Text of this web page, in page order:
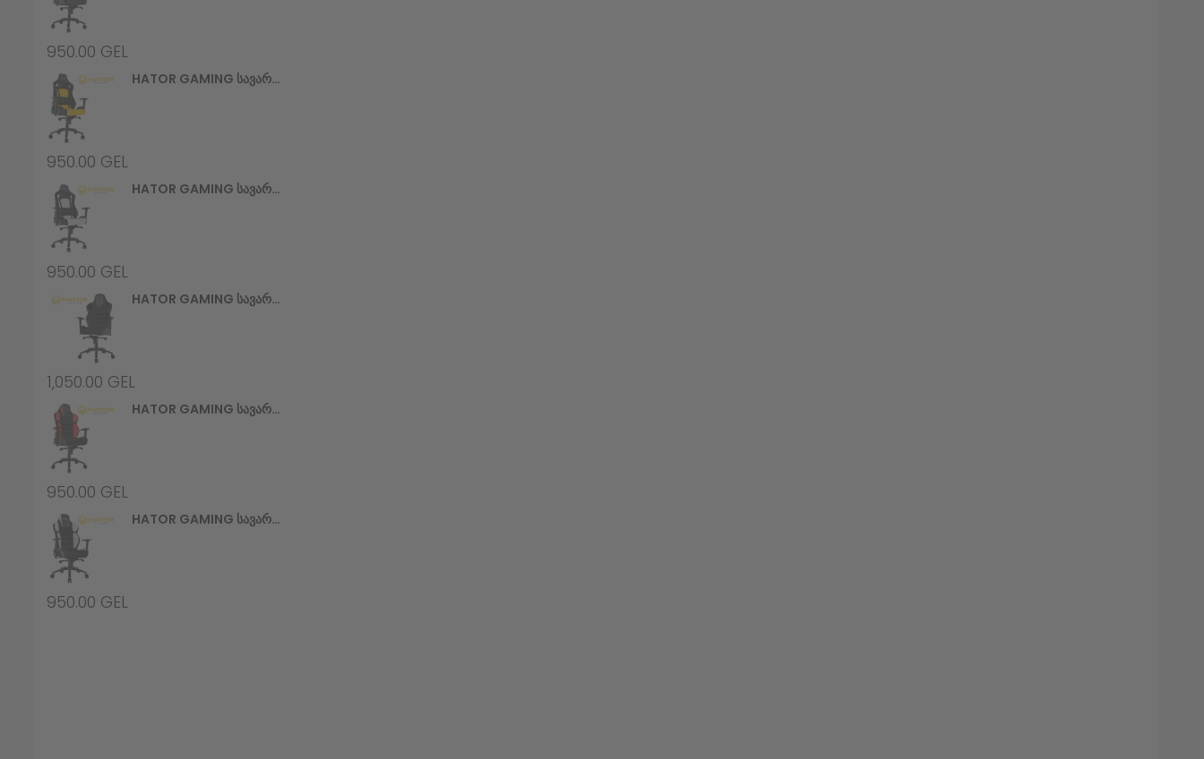
950.00 GEL
HATOR GAMING Სავარძელი Apex (HTC-971) Black/Yellow
950.00 GEL
HATOR GAMING Სავარძელი Apex (HTC-972) Black/White
950.00 GEL
HATOR GAMING Სავარძელი Hypersport V2 (HTC-945) Stealth
1,050.00 GEL
HATOR GAMING Სავარძელი Hypersport V2 (HTC-946) Black/Red
950.00 GEL
HATOR GAMING Სავარძელი Hypersport V2 (HTC-948) Black/White
950.00 GEL